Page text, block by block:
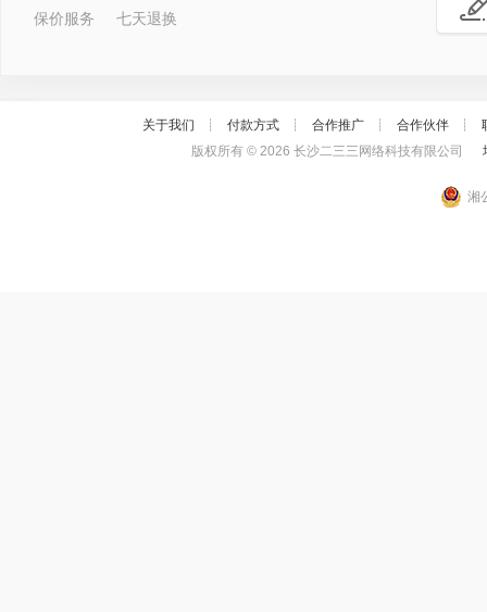
保价服务
七天退换
关于我们 ┊ 付款方式 ┊ 合作推广 ┊ 合作伙伴 ┊
版权所有 © 2026 长沙二三三网络科技有限公司
湘